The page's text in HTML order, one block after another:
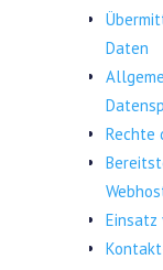
Daten
Rechte
Einsatz